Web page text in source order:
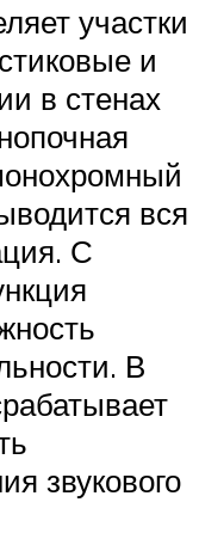
участки
и
в стенах
вся
С
В
звукового